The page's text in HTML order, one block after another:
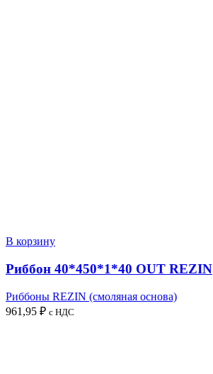
В корзину
Риббон 40*450*1*40 OUT REZIN
Риббоны REZIN (смоляная основа)
961,95 ₽ с НДС